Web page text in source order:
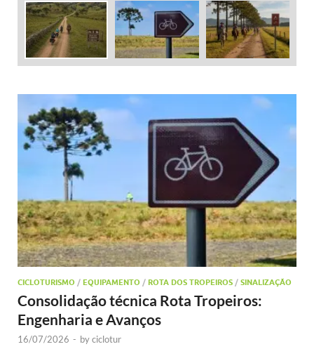
CICLOTURISMO / EQUIPAMENTO / ROTA DOS TROPEIROS / SINALIZAÇÃO
Consolidação técnica Rota Tropeiros:
Engenharia e Avanços
16/07/2026 - byciclotur